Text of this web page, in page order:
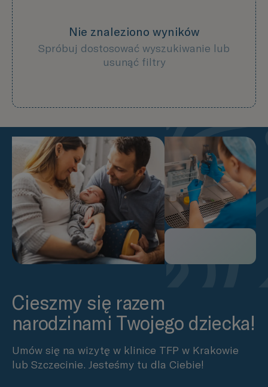
Nie znaleziono wyników
Spróbuj dostosować wyszukiwanie lub
usunąć filtry
Cieszmy się razem
narodzinami Twojego dziecka!
Umów się na wizytę w klinice TFP w Krakowie
lub Szczecinie. Jesteśmy tu dla Ciebie!